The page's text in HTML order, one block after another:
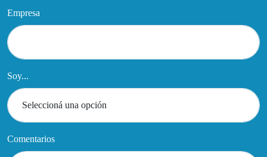
Empresa
Soy...
Comentarios